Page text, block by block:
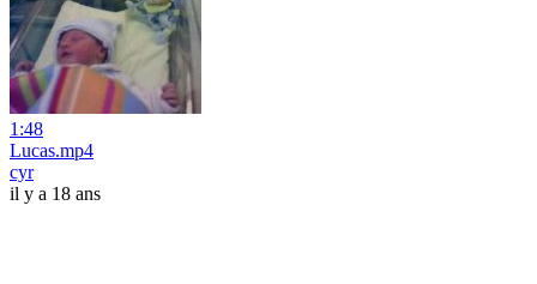
1:48
Lucas.mp4
cyr
il y a 18 ans